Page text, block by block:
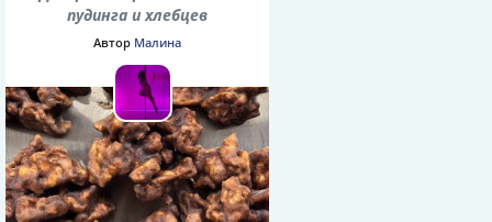
пудинга и хлебцев
Автор Малина